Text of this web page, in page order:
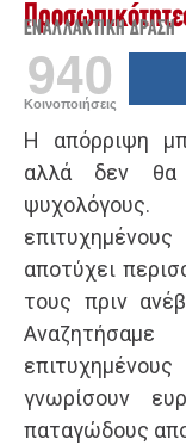
ΕΝΑΛΛΑΚΤΙΚΉ ΔΡΆΣΗ
940
Κοινοποιήσεις
Η απόρριψη
αλλά δεν
αποτύχει
τους πριν
γνωρίσουν
παταγώδους